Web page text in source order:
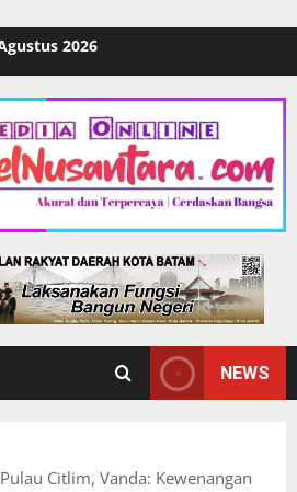
2026
NEWS
Citlim, Vanda: Kewenangan